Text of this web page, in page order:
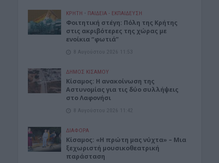
ΚΡΗΤΗ • ΠΑΙΔΕΙΑ - ΕΚΠΑΙΔΕΥΣΗ
Φοιτητική στέγη: Πόλη της Κρήτης
στις ακριβότερες της χώρας με
ενοίκια “φωτιά”
8 Αυγούστου 2026 11:53
ΔΉΜΟΣ ΚΙΣΆΜΟΥ
Κίσαμος: Η ανακοίνωση της
Αστυνομίας για τις δύο συλλήψεις
στο Λαφονήσι
8 Αυγούστου 2026 11:42
ΔΙΆΦΟΡΑ
Κίσαμος: «Η πρώτη μας νύχτα» – Μια
ξεχωριστή μουσικοθεατρική
παράσταση